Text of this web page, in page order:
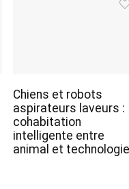
Chiens et robots
aspirateurs laveurs :
cohabitation
intelligente entre
animal et technologie